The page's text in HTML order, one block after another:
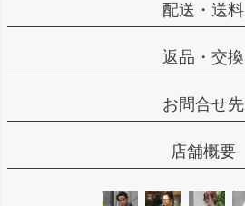
配送・送料
返品・交換
お問合せ先
店舗概要